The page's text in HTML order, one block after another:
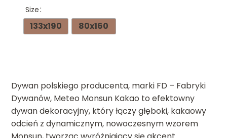
Size
133x190 80x160
Dywan polskiego producenta, marki FD – Fabryki
Dywanów, Meteo Monsun Kakao to efektowny
dywan dekoracyjny, który łączy głęboki, kakaowy
odcień z dynamicznym, nowoczesnym wzorem